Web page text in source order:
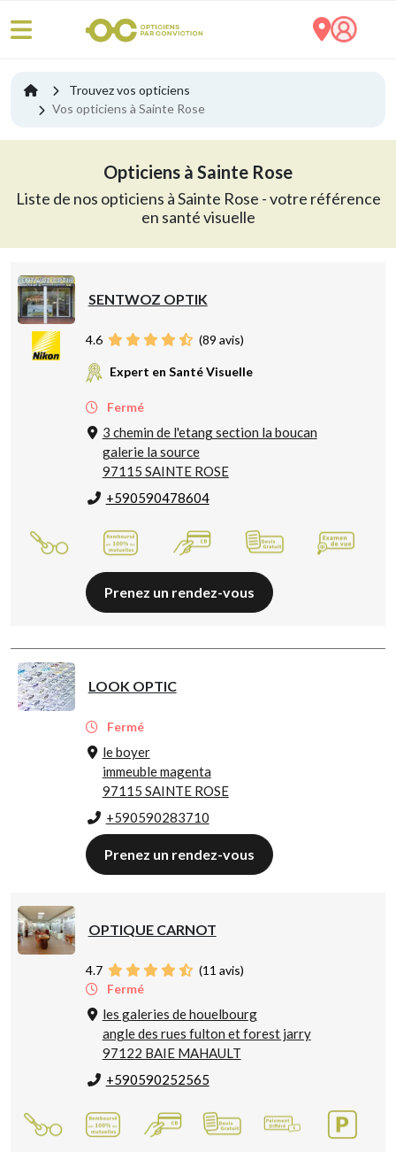
Trouvez vos opticiens
Vos opticiens à Sainte Rose
Opticiens à Sainte Rose
Liste de nos opticiens à Sainte Rose - votre référence
en santé visuelle
SENTWOZ OPTIK
4.6 (89 avis)
Expert en Santé Visuelle
Fermé
3 chemin de l'etang section la boucan
galerie la source
97115 SAINTE ROSE
+590590478604
Prenez un rendez-vous
LOOK OPTIC
Fermé
le boyer
immeuble magenta
97115 SAINTE ROSE
+590590283710
Prenez un rendez-vous
OPTIQUE CARNOT
4.7 (11 avis)
Fermé
les galeries de houelbourg
angle des rues fulton et forest jarry
97122 BAIE MAHAULT
+590590252565